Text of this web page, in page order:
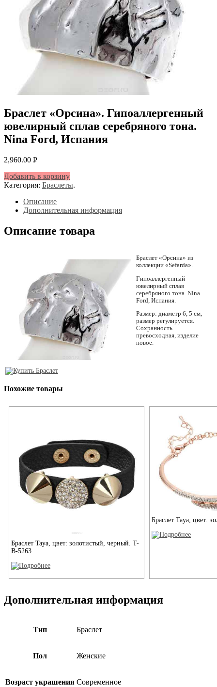
Браслет «Орсина». Гипоаллергенный
ювелирный сплав серебряного тона.
Nina Ford, Испания
2,960.00 Р
Добавить в корзину
Категория: Браслеты.
Описание
Дополнительная информация
Описание товара
Браслет «Орсина» из
коллекции «Sefarda».
Гипоаллергенный
ювелирный сплав
серебряного тона. Nina
Ford, Испания.
Размер: диаметр 6, 5 см,
размер регулируется.
Сохранность
превосходная, изделие
новое.
Похожие товары
Браслет Taya, цвет: золотистый, черный. T-
B-5263
Браслет Taya, цвет:
Дополнительная информация
Тип Браслет
Пол Женские
Возраст украшения Современное